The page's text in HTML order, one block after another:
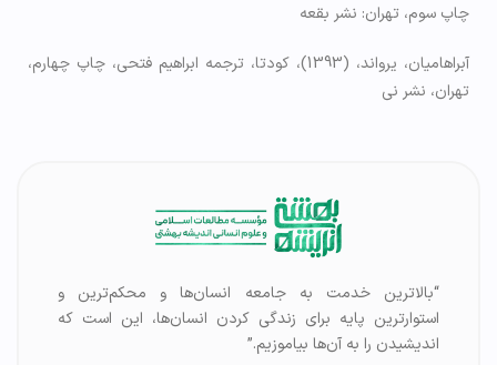
چاپ سوم، تهران: نشر بقعه
آبراهامیان، یرواند، (1393)، کودتا، ترجمه ابراهیم فتحی، چاپ چهارم،
تهران، نشر نی
“بالاترین خدمت به جامعه انسان‌ها و محکم‌ترین و
استوارترین پایه برای زندگی کردن انسان‌ها، این است که
اندیشیدن را به آن‌ها بیاموزیم.”